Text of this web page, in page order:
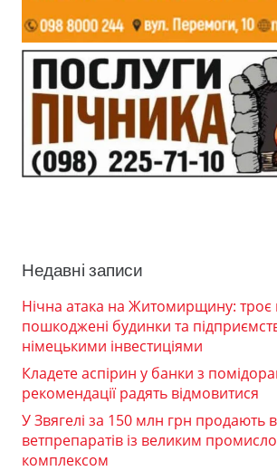
Недавні записи
Нічна атака на Житомирщину: троє
пошкоджені будинки та
німецькими інвестиціями
Кладете аспірин у банки з
рекомендації радять відмовитися
У Звягелі за 150 млн грн продають
ветпрепаратів із великим
комплексом